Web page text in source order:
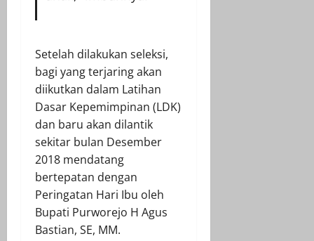
Setelah dilakukan seleksi,
bagi yang terjaring akan
diikutkan dalam Latihan
Dasar Kepemimpinan (LDK)
dan baru akan dilantik
sekitar bulan Desember
2018 mendatang
bertepatan dengan
Peringatan Hari Ibu oleh
Bupati Purworejo H Agus
Bastian, SE, MM.